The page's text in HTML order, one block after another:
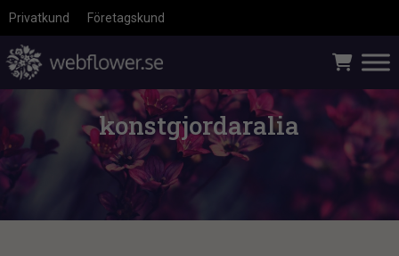
Privatkund Företagskund
konstgjordaralia